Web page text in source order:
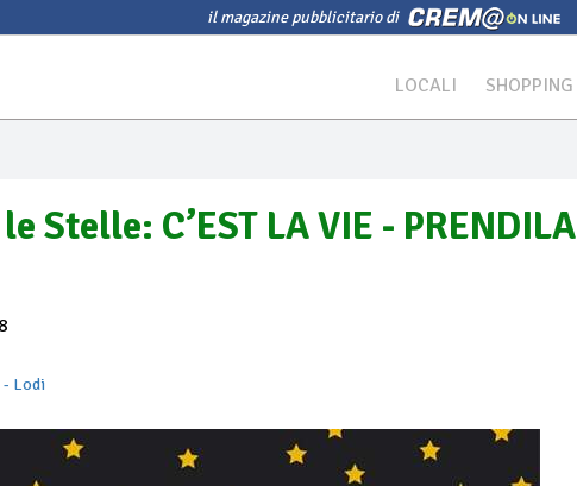
il magazine pubblicitario di
LOCALI SHOPPING
Stelle: C’EST LA VIE - PRENDILA
- Lodi